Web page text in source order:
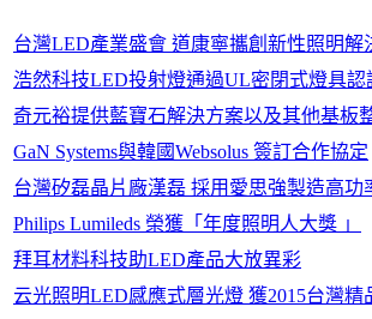
台灣LED產業盛會 道康寧攜創新性照明解
浩然科技LED投射燈通過UL密閉式燈具認
奇元裕提供藍寶石解決方案以及其他基板
GaN Systems與韓國Websolus 簽訂合作協定
台灣矽磊晶片廠漢磊 採用愛思強製造高功
Philips Lumileds 榮獲「年度照明人大獎 」
拜耳材料科技助LED產品大放異彩
云光照明LED感應式層光燈 獲2015台灣精